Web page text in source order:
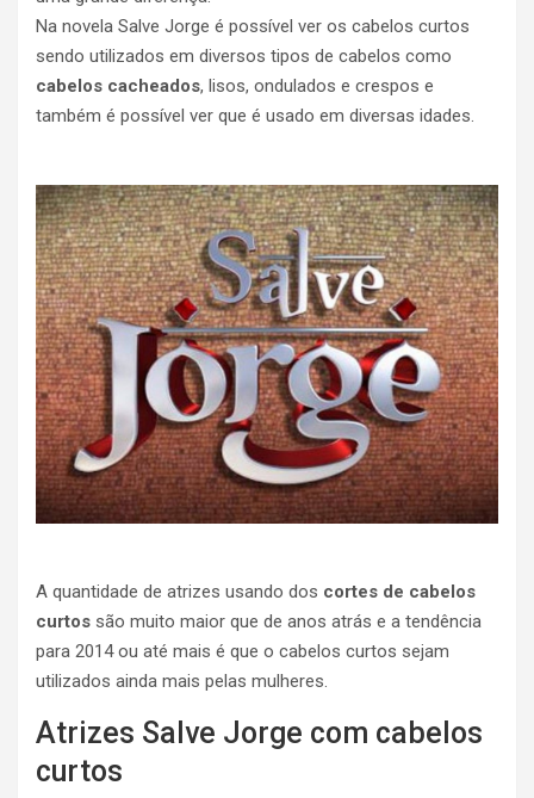
Na novela Salve Jorge é possível ver os cabelos curtos
sendo utilizados em diversos tipos de cabelos como
cabelos cacheados, lisos, ondulados e crespos e
também é possível ver que é usado em diversas idades.
A quantidade de atrizes usando dos cortes de cabelos
curtos são muito maior que de anos atrás e a tendência
para 2014 ou até mais é que o cabelos curtos sejam
utilizados ainda mais pelas mulheres.
Atrizes Salve Jorge com cabelos
curtos